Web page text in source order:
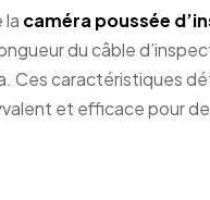
la caméra poussée
du câble
Ces caractéristiques
et efficace pour